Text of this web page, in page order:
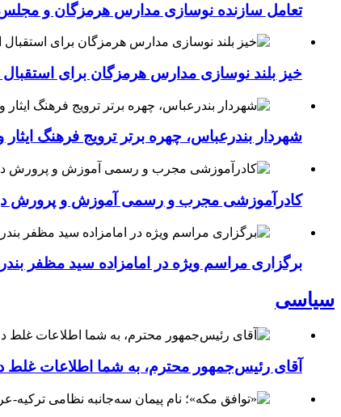
تعامل سازنده نوسازی مدارس هرمزگان و مجلس برای جهش
خیز بلند نوسازی مدارس هرمزگان برای استقبال از مهر؛۴۵۴ کلاس درس جدید به فضای آموزشی
شهردار بندرعباس، چهره برتر ترویج فرهنگ
کادرآموزشی مجرب و رسمی آموزش و پرورش در
برگزاری مراسم ویژه در امامزاده سید مظفر
سیاسی
آقای رئیس‌جمهور محترم، به شما اطلاعات غلط